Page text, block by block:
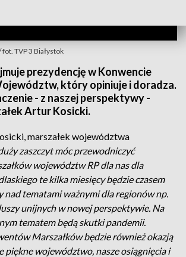
TVP 3 Białystok
prezydencję w Konwencie
który opiniuje i doradza.
- z naszej perspektywy -
Artur Kosicki.
marszałek województwa
zaszczyt móc przewodniczyć
województw RP dla nas dla
te kilka miesięcy będzie czasem
nad tematami ważnymi dla regionów np.
unijnych w nowej perspektywie. Na
tematem będą skutki pandemii.
Marszałków będzie również okazją
piękne województwo, nasze osiągnięcia i